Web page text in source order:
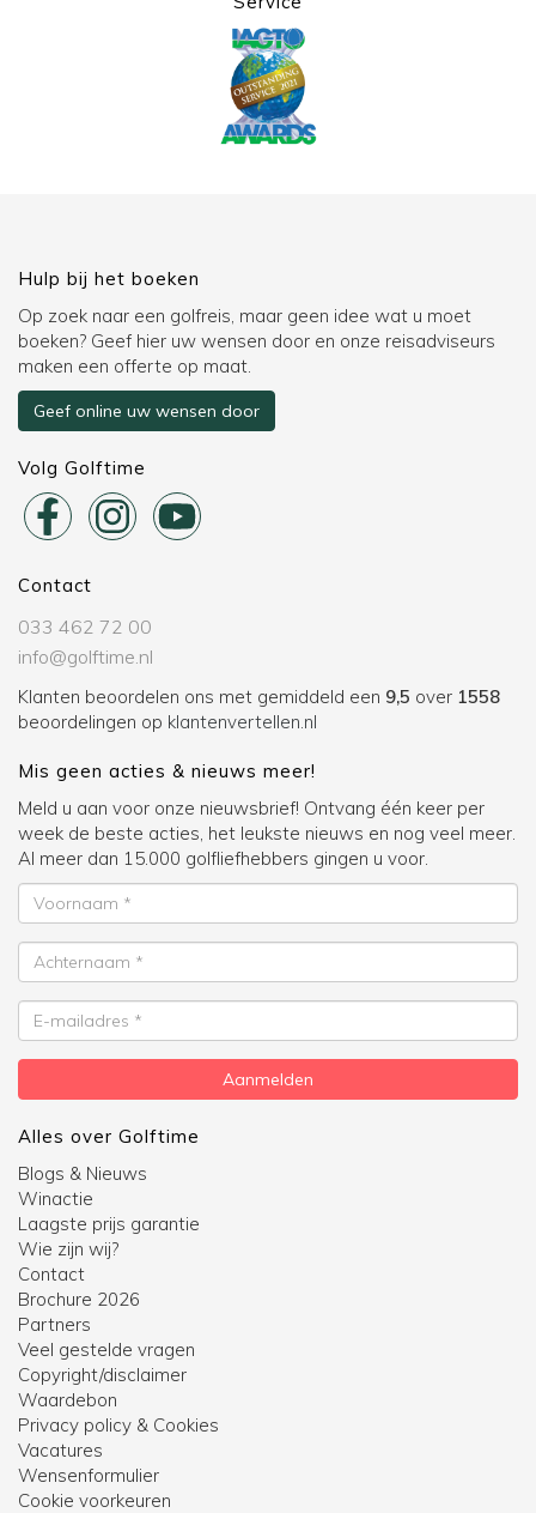
Hulp bij het boeken
Op zoek naar een golfreis, maar geen idee wat u moet
boeken? Geef hier uw wensen door en onze reisadviseurs
maken een offerte op maat.
Geef online uw wensen door
Volg Golftime
Contact
033 462 72 00
info@golftime.nl
Klanten beoordelen ons met gemiddeld een 9,5 over 1558
beoordelingen op klantenvertellen.nl
Mis geen acties & nieuws meer!
Meld u aan voor onze nieuwsbrief! Ontvang één keer per
week de beste acties, het leukste nieuws en nog veel meer.
Al meer dan 15.000 golfliefhebbers gingen u voor.
Voornaam
Achternaam
E-
mailadres
Aanmelden
Alles over Golftime
Blogs & Nieuws
Winactie
Laagste prijs garantie
Wie zijn wij?
Contact
Brochure 2026
Partners
Veel gestelde vragen
Copyright/disclaimer
Waardebon
Privacy policy & Cookies
Vacatures
Wensenformulier
Cookie voorkeuren